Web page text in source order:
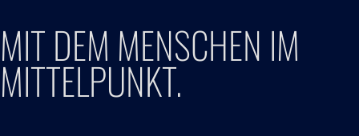
MIT DEM MENSCHEN IM
MITTELPUNKT.